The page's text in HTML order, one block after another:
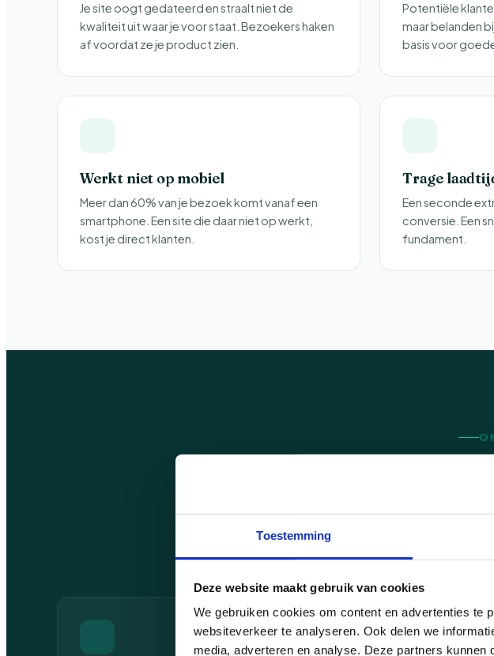
Toestemming
Deze website maakt gebruik van cookies
We gebruiken cookies om content en advertenties te
websiteverkeer te analyseren. Ook delen we
media, adverteren en analyse. Deze partners
Je site oogt gedateerd en straalt niet de
kwaliteit uit waar je voor staat. Bezoekers haken
af voordat ze je product zien.
Potentiële
maar belanden
basis voor goede
Werkt niet op mobiel
Meer dan 60% van je bezoek komt vanaf een
smartphone. Een site die daar niet op werkt,
kost je direct klanten.
Trage
Een seconde
conversie. Een
fundament.
Dit levert een
Een website is geen